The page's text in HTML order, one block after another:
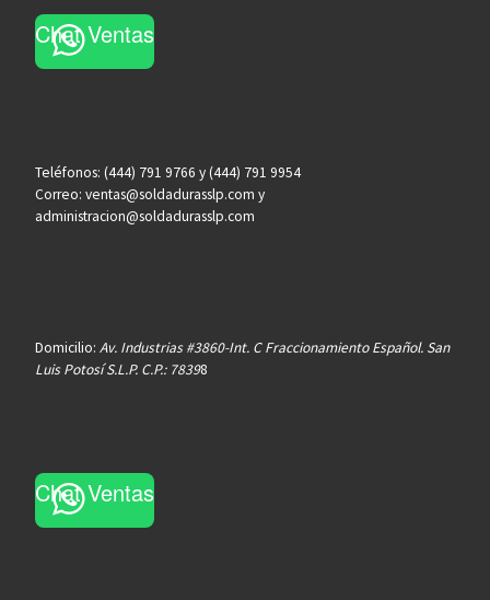
Chat Ventas
Teléfonos: (444) 791 9766 y (444) 791 9954
Correo: ventas@soldadurasslp.com y
administracion@soldadurasslp.com
Domicilio: Av. Industrias #3860-Int. C Fraccionamiento Español. San
Luis Potosí S.L.P. C.P.: 78398
Chat Ventas